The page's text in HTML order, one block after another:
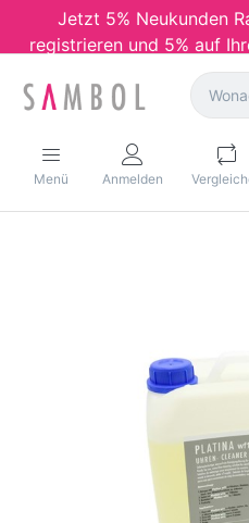
Jetzt 5% Neukunden
registrieren und 5% auf
Menü Anmelden